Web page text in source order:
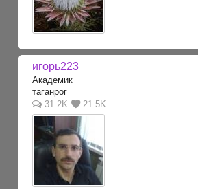
игорь223
Академик
таганрог
31.2K
21.5K